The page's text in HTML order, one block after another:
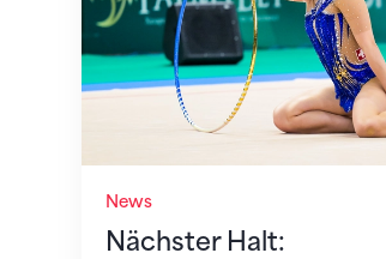
News
Nächster Halt: